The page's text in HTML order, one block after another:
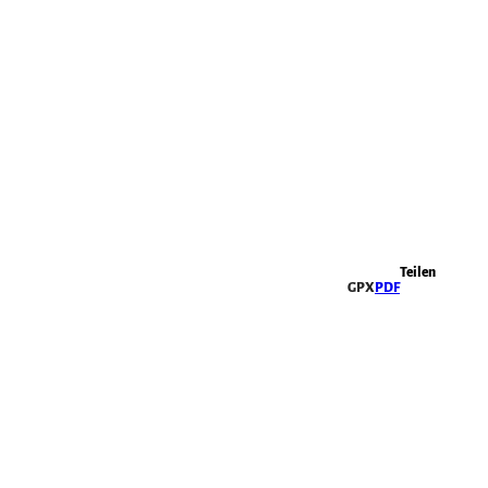
GPX PDF
Teilen